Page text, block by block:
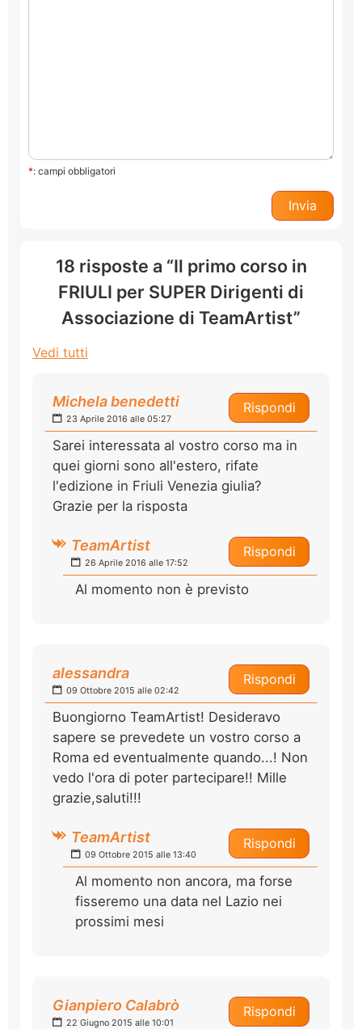
*: campi obbligatori
18 risposte a “Il primo corso in
FRIULI per SUPER Dirigenti di
Associazione di TeamArtist”
Vedi tutti
Rispondi
Michela benedetti
23 Aprile 2016 alle 05:27
Sarei interessata al vostro corso ma in
quei giorni sono all'estero, rifate
l'edizione in Friuli Venezia giulia?
Grazie per la risposta
Rispondi
TeamArtist
26 Aprile 2016 alle 17:52
Al momento non è previsto
Rispondi
alessandra
09 Ottobre 2015 alle 02:42
Buongiorno TeamArtist! Desideravo
sapere se prevedete un vostro corso a
Roma ed eventualmente quando...! Non
vedo l'ora di poter partecipare!! Mille
grazie,saluti!!!
Rispondi
TeamArtist
09 Ottobre 2015 alle 13:40
Al momento non ancora, ma forse
fisseremo una data nel Lazio nei
prossimi mesi
Rispondi
Gianpiero Calabrò
22 Giugno 2015 alle 10:01